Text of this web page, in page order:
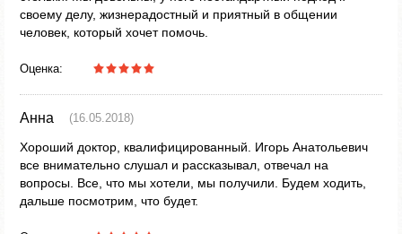
своему делу, жизнерадостный и приятный в общении
человек, который хочет помочь.
Оценка:
Анна (16.05.2018)
Хороший доктор, квалифицированный. Игорь Анатольевич
все внимательно слушал и рассказывал, отвечал на
вопросы. Все, что мы хотели, мы получили. Будем ходить,
дальше посмотрим, что будет.